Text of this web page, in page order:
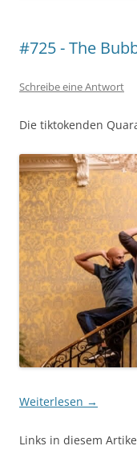
#725 - The
Schreibe eine Antwort
Die tiktokenden
Weiterlesen →
Links in diesem